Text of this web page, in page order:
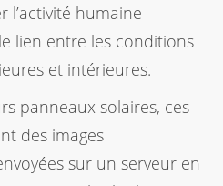
l’activité humaine
lien entre les conditions
et intérieures.
panneaux solaires, ces
des images
sur un serveur en